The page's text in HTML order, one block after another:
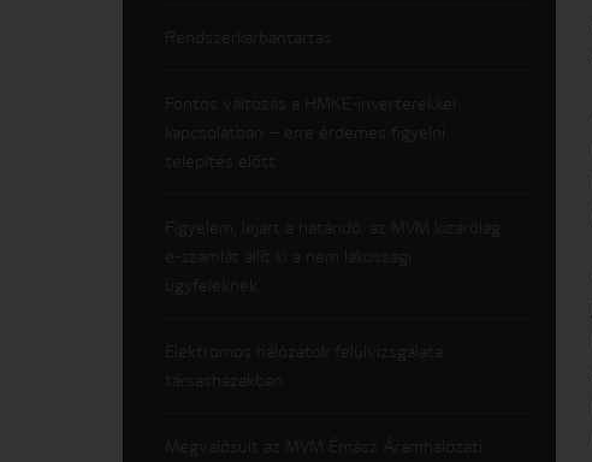
Rendszerkarbantartás
Fontos változás a HMKE-inverterekkel
kapcsolatban – erre érdemes figyelni
telepítés előtt
Figyelem, lejárt a határidő: az MVM kizárólag
e-számlát állít ki a nem lakossági
ügyfeleknek
Elektromos hálózatok felülvizsgálata
társasházakban
Megvalósult az MVM Émász Áramhálózati